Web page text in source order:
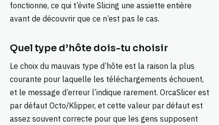
fonctionne, ce qui t’évite Slicing une assiette entière
avant de découvrir que ce n’est pas le cas.
Quel type d’hôte dois-tu choisir
Le choix du mauvais type d’hôte est la raison la plus
courante pour laquelle les téléchargements échouent,
et le message d’erreur l’indique rarement. OrcaSlicer est
par défaut Octo/Klipper, et cette valeur par défaut est
assez souvent correcte pour que les gens supposent